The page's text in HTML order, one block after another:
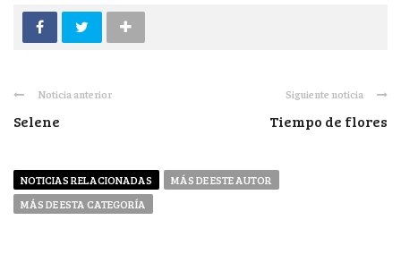
Noticia anterior
Selene
Siguiente noticia
Tiempo de flores
NOTICIAS RELACIONADAS
MÁS DE ESTE AUTOR
MÁS DE ESTA CATEGORÍA